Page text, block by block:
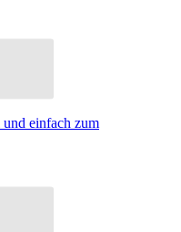
einfach zum